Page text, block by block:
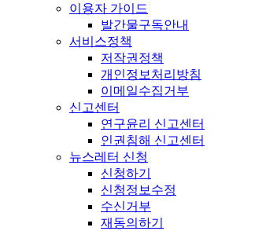
이용자 가이드
발간물구독안내
서비스정책
저작권정책
개인정보처리방침
이메일수집거부
신고센터
연구윤리 신고센터
인권침해 신고센터
뉴스레터 신청
신청하기
신청정보수정
수신거부
재동의하기